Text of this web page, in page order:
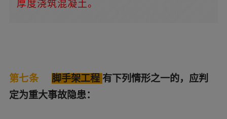
厚度浇筑混凝土。
第七条 脚手架工程有下列情形之一的，应判
定为重大事故隐患：